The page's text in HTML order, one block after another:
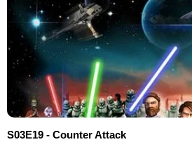
S03E19 - Counter Attack